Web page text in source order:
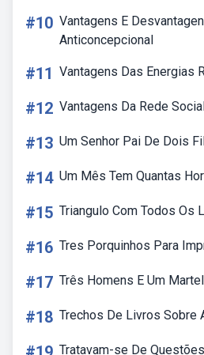
#10 Vantagens E
Anticoncepcional
#11 Vantagens Das Energias
#12 Vantagens Da Rede
#13 Um Senhor Pai De Dois
#14 Um Mês Tem Quantas
#15 Triangulo Com Todos Os
#16 Tres Porquinhos Para
#17 Três Homens E Um
#18 Trechos De Livros Sobre
Tratavam-se De